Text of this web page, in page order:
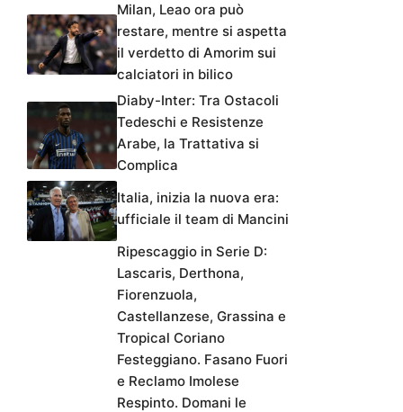
Milan, Leao ora può
restare, mentre si aspetta
il verdetto di Amorim sui
calciatori in bilico
Diaby-Inter: Tra Ostacoli
Tedeschi e Resistenze
Arabe, la Trattativa si
Complica
Italia, inizia la nuova era:
ufficiale il team di Mancini
Ripescaggio in Serie D:
Lascaris, Derthona,
Fiorenzuola,
Castellanzese, Grassina e
Tropical Coriano
Festeggiano. Fasano Fuori
e Reclamo Imolese
Respinto. Domani le